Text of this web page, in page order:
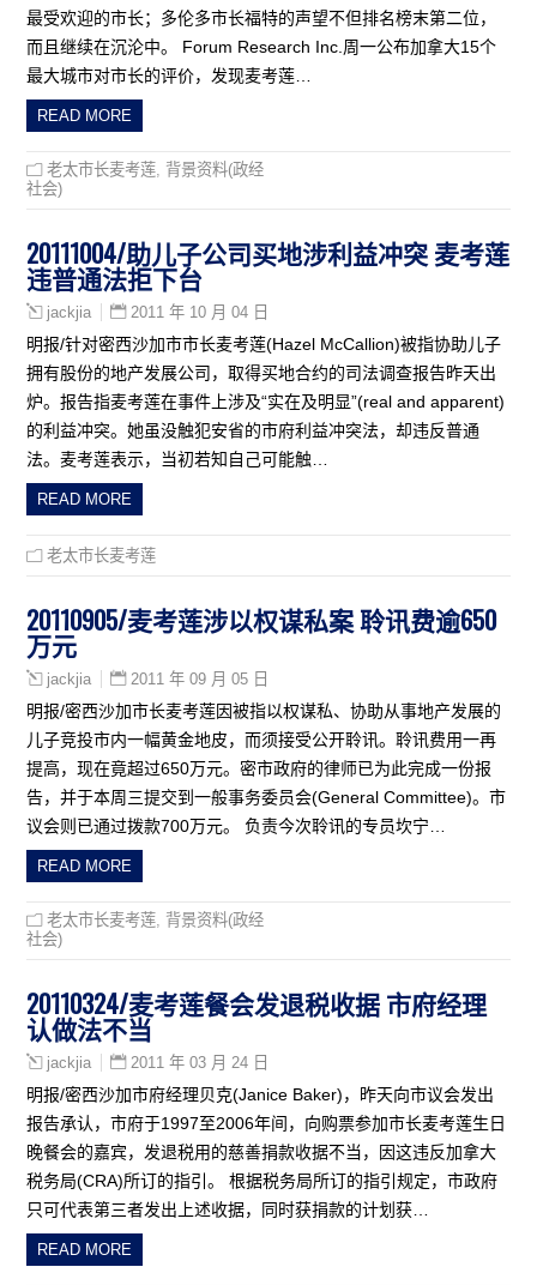
最受欢迎的市长；多伦多市长福特的声望不但排名榜末第二位，
而且继续在沉沦中。 Forum Research Inc.周一公布加拿大15个
最大城市对市长的评价，发现麦考莲…
READ MORE
老太市长麦考莲 背景资料(政经
社会)
20111004/助儿子公司买地涉利益冲突 麦考莲
违普通法拒下台
jackjia 2011 年 10 月 04 日
明报/针对密西沙加市市长麦考莲(Hazel McCallion)被指协助儿子
拥有股份的地产发展公司，取得买地合约的司法调查报告昨天出
炉。报告指麦考莲在事件上涉及“实在及明显”(real and apparent)
的利益冲突。她虽没触犯安省的市府利益冲突法，却违反普通
法。麦考莲表示，当初若知自己可能触…
READ MORE
老太市长麦考莲
20110905/麦考莲涉以权谋私案 聆讯费逾650
万元
jackjia 2011 年 09 月 05 日
明报/密西沙加市长麦考莲因被指以权谋私、协助从事地产发展的
儿子竞投市内一幅黄金地皮，而须接受公开聆讯。聆讯费用一再
提高，现在竟超过650万元。密市政府的律师已为此完成一份报
告，并于本周三提交到一般事务委员会(General Committee)。市
议会则已通过拨款700万元。 负责今次聆讯的专员坎宁…
READ MORE
老太市长麦考莲 背景资料(政经
社会)
20110324/麦考莲餐会发退税收据 市府经理
认做法不当
jackjia 2011 年 03 月 24 日
明报/密西沙加市府经理贝克(Janice Baker)，昨天向市议会发出
报告承认，市府于1997至2006年间，向购票参加市长麦考莲生日
晚餐会的嘉宾，发退税用的慈善捐款收据不当，因这违反加拿大
税务局(CRA)所订的指引。 根据税务局所订的指引规定，市政府
只可代表第三者发出上述收据，同时获捐款的计划获…
READ MORE